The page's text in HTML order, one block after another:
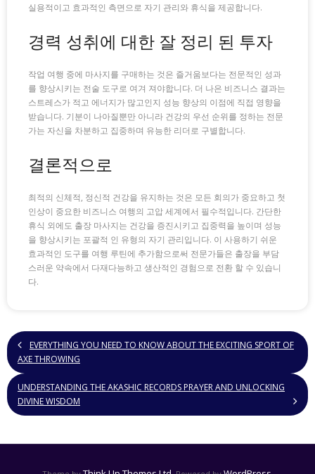
실용적이고 효과적인 측면으로 자기 관리와 휴식을 제공합니다.
경력 성취에 대한 잘 정리 된 투자
작업 여행 중에 마사지를 구매하는 것은 즐거움보다는 전문적인 성과
를 향상시키는 전술 도구로 여겨 져야합니다. 더 나은 비즈니스 결과는
스트레스가 적고 에너지가 많고인지 성능 향상의 이점에 직접 영향을
받습니다. 기분이 나아질뿐만 아니라 건강의 우선 순위를 정하는 전문
가는 자신을 차분하고 집중하며 유능한 리더로 구별합니다.
결론적으로
최적의 신체적, 정신적 건강을 유지하는 것은 모든 회의가 중요하고 첫
인상이 중요한 비즈니스 여행의 고압 세계에서 필수적입니다. 간단한
휴식 외에도 출장 마사지는 건강을 증진시키고 집중력을 높이며 성능
을 향상시키는 포괄적 인 유형의 자기 관리입니다. 이 사용하기 쉬운
효과적인 도구를 여행 루틴에 추가함으로써 전문가들은 출장을 부담
스러운 약속에서 다재다능하고 생산적인 경험으로 전환 할 수 있습니
다.
EVERYTHING YOU NEED TO KNOW ABOUT THE EXCITING SPORT OF
AXE THROWING
UNDERSTANDING THE AKASHIC RECORDS PRAYER AND UNLOCKING
DIVINE WISDOM